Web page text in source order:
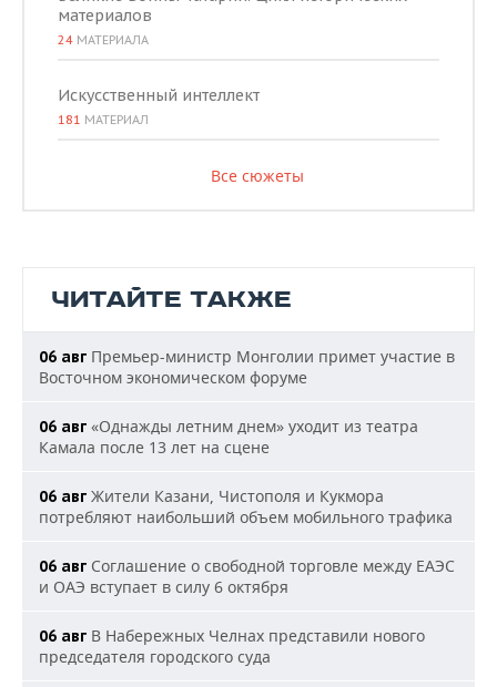
материалов
24 МАТЕРИАЛА
Искусственный интеллект
181 МАТЕРИАЛ
Все сюжеты
ЧИТАЙТЕ ТАКЖЕ
06 авг Премьер-министр Монголии примет участие в
Восточном экономическом форуме
06 авг «Однажды летним днем» уходит из театра
Камала после 13 лет на сцене
06 авг Жители Казани, Чистополя и Кукмора
потребляют наибольший объем мобильного трафика
06 авг Соглашение о свободной торговле между ЕАЭС
и ОАЭ вступает в силу 6 октября
06 авг В Набережных Челнах представили нового
председателя городского суда